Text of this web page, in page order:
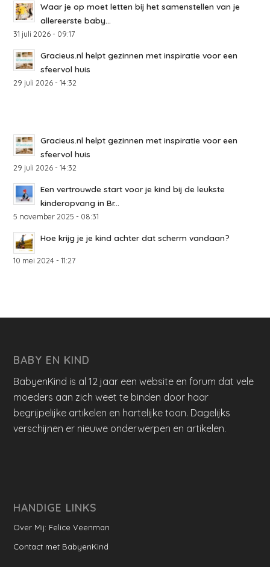
Waar je op moet letten bij het samenstellen van je
allereerste baby...
31 juli 2026 - 09:17
Gracieus.nl helpt gezinnen met inspiratie voor een
sfeervol huis
29 juli 2026 - 14:32
Gracieus.nl helpt gezinnen met inspiratie voor een
sfeervol huis
29 juli 2026 - 14:32
Een vertrouwde start voor je kind bij de leukste
kinderopvang in Br...
5 november 2025 - 08:31
Hoe krijg je je kind achter dat scherm vandaan?
10 mei 2024 - 11:27
BABY EN KIND
BabyenKind is al 12 jaar een website en forum dat vele
moeders aan zich weet te binden door haar
begrijpelijke artikelen en hartelijke toon. Dagelijks
verschijnen er nieuwe onderwerpen en artikelen.
HANDIGE LINKS
Over Mij: Felice Veenman
Contact met BabyenKind